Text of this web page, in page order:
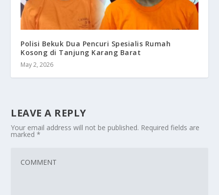
Polisi Bekuk Dua Pencuri Spesialis Rumah
Kosong di Tanjung Karang Barat
May 2, 2026
LEAVE A REPLY
Your email address will not be published. Required fields are
marked*